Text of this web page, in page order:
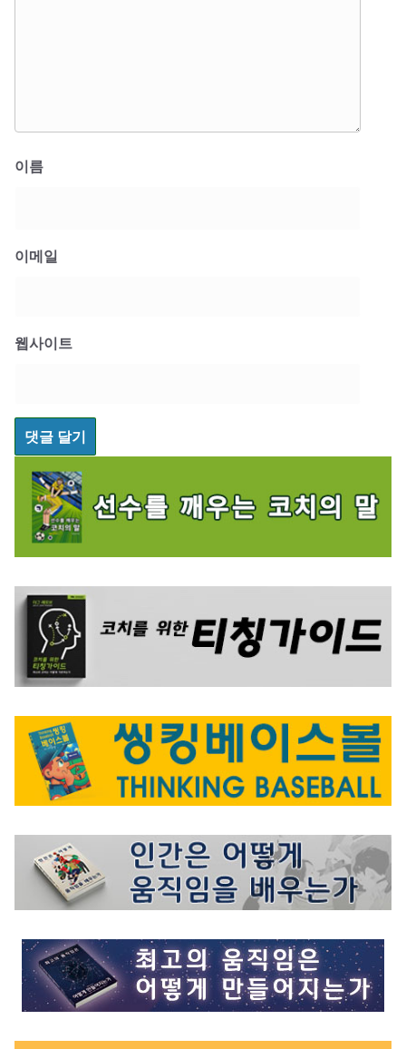
이름
이메일
웹사이트